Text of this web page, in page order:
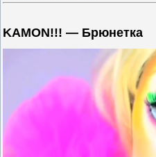
KAMON!!! — Брюнетка